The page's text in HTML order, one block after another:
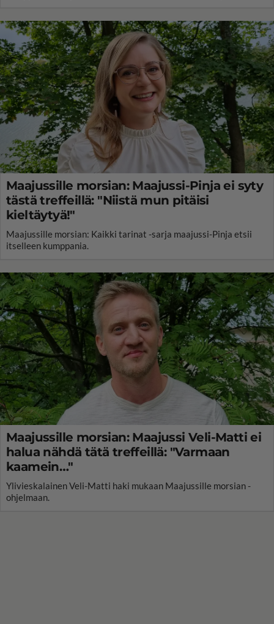
Maajussille morsian: Maajussi-Pinja ei syty
tästä treffeillä: "Niistä mun pitäisi
kieltäytyä!"
Maajussille morsian: Kaikki tarinat -sarja maajussi-Pinja etsii
itselleen kumppania.
Maajussille morsian: Maajussi Veli-Matti ei
halua nähdä tätä treffeillä: "Varmaan
kaamein…"
Ylivieskalainen Veli-Matti haki mukaan Maajussille morsian -
ohjelmaan.